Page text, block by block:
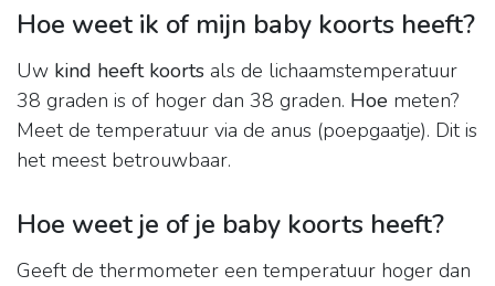
Hoe weet ik of mijn baby koorts heeft?
Uw kind heeft koorts als de lichaamstemperatuur
38 graden is of hoger dan 38 graden. Hoe meten?
Meet de temperatuur via de anus (poepgaatje). Dit is
het meest betrouwbaar.
Hoe weet je of je baby koorts heeft?
Geeft de thermometer een temperatuur hoger dan